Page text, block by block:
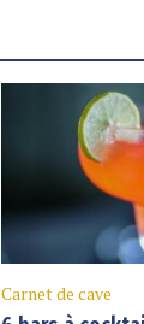
Carnet de cave